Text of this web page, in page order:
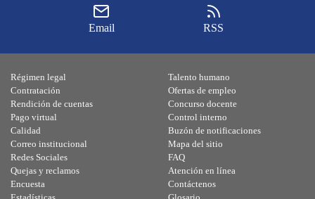
Email RSS
Régimen legal
Contratación
Rendición de cuentas
Pago virtual
Calidad
Talento humano
Ofertas de empleo
Concurso docente
Control interno
Buzón de notificaciones
Correo institucional
Redes Sociales
Quejas y reclamos
Encuesta
Mapa del sitio
FAQ
Atención en línea
Contáctenos